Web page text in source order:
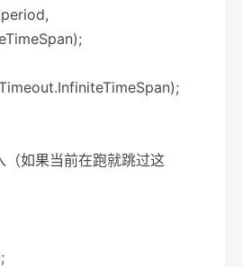
如果当前在跑就跳过这